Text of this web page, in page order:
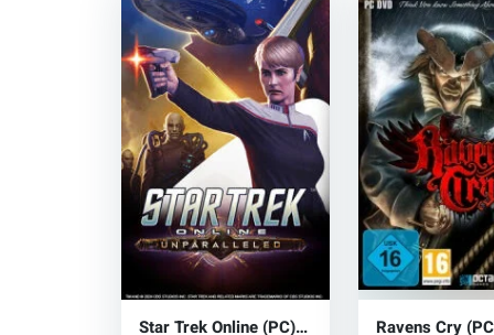
Star Trek Online (PC) Ravens Cry